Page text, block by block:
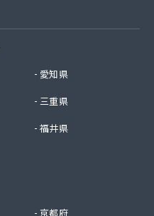
愛知県
三重県
福井県
京都府